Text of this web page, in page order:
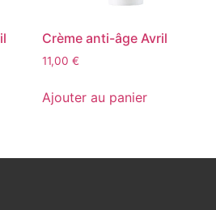
Crème anti-âge Avril
11,00 €
Ajouter au panier